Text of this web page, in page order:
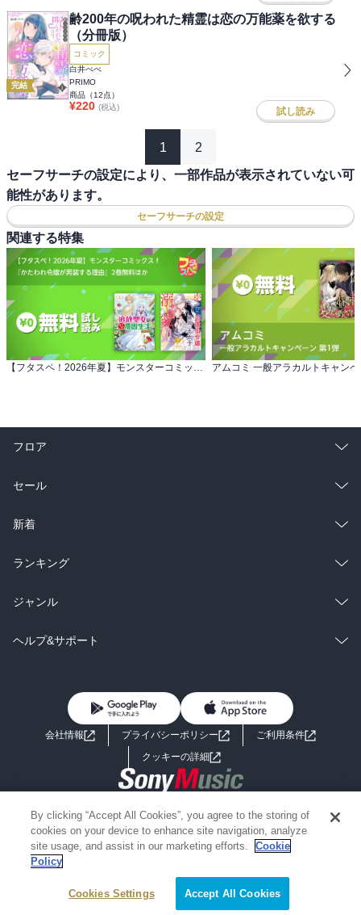
完結
齢200年の呪われた精霊は恋の万能薬を欲する
（分冊版）
コミック
白井べべ
PRIMO
商品（12点）
¥220 (税込) 試し読み
1 2
セーフサーチの設定により、一部作品が表示されていない可
能性があります。
セーフサーチの設定
関連する特集
【フタスペ！2026年夏】モンスターコミックスｆ 『かたわれ令嬢が男装する理由』2巻無料ほか アムコミ 一般アラカルトキャン
絞り込み条件を変える
フロア
総合
ラノベ
雑誌・グラビア
BL・TL
セール
総合
ラノベ
雑誌・グラビア
BL・TL
新着
総合
ラノベ
雑誌・グラビア
ランキング
総合
ラノベ
ジャンル
コミック
ライトノベル 男子向けラノベ
小説
海外小説
ミステリー SF
歴史・時代小説
グラビア写真集
ヘルプ&サポート
よくあるご質問 お問い合わせ
会社情報 プライバシーポリシー
ご利用条件
クッキーの詳細
Copyright 2017 - 2026 Sony Music Entertainment(Japan) Inc.
Information on the site is for the Japan domestic market only
powered by
By clicking “Accept All Cookies”, you agree to the storing of
cookies on your device to enhance site navigation, analyze
site usage, and assist in our marketing efforts.
Cookie
Policy
Cookies Settings Accept All Cookies